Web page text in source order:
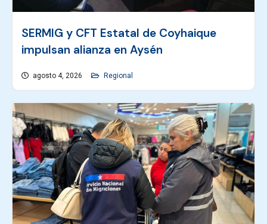
SERMIG y CFT Estatal de Coyhaique
impulsan alianza en Aysén
agosto 4, 2026 Regional